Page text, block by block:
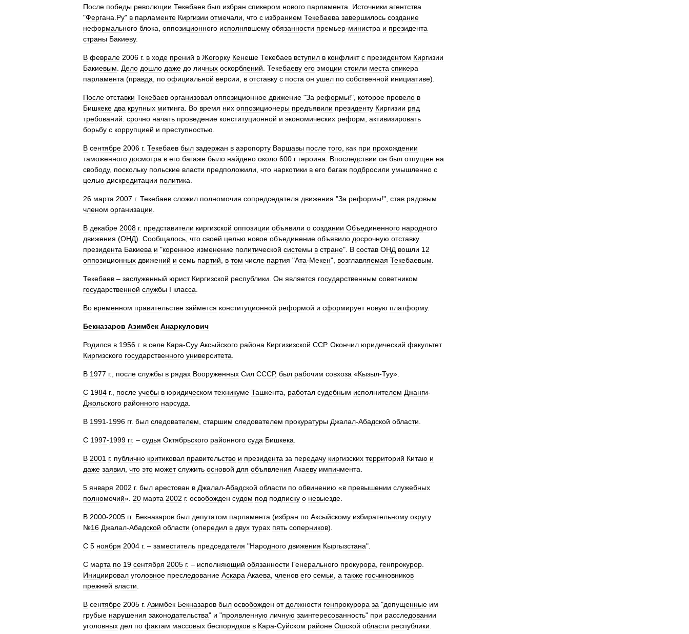
После победы революции Текебаев был избран спикером нового парламента Источники агентства
"Фергана Ру" в парламенте Киргизии отмечали что с избранием Текебаева завершилось создание
неформального блока оппозиционного исполнявшему обязанности премьер-министра и президента
страны Бакиеву.
В феврале 2006 г. в ходе прений в Жогорку Кенеше Текебаев вступил в конфликт с президентом Киргизии
Бакиевым
Дело дошло даже до личных оскорблений Текебаеву его эмоции стоили места спикера
парламента (правда по официальной версии в отставку с поста он ушел по собственной инициативе).
После отставки Текебаев организовал оппозиционное движение "За реформы!", которое провело в
Бишкеке два крупных митинга Во время них оппозиционеры предъявили президенту Киргизии ряд
требований: срочно начать проведение конституционной и экономических реформ активизировать
борьбу с коррупцией и преступностью
В сентябре 2006 г. Текебаев был задержан в аэропорту Варшавы после того как при прохождении
таможенного досмотра в его багаже было найдено около 600 г героина Впоследствии он был отпущен на
свободу, поскольку польские власти предположили что наркотики в его багаж подбросили умышленно с
целью дискредитации политика
26 марта 2007 г. Текебаев сложил полномочия сопредседателя движения "За реформы!", став рядовым
членом организации
В декабре 2008 г. представители киргизской оппозиции объявили о создании Объединенного народного
движения (ОНД). Сообщалось что своей целью новое объединение объявило досрочную отставку
президента Бакиева и "коренное изменение политической системы в стране". В состав ОНД вошли 12
оппозиционных движений и семь партий в том числе партия "Ата-Мекен", возглавляемая Текебаевым
Текебаев – заслуженный юрист Киргизской республики Он является государственным советником
государственной службы I класса
Во временном правительстве займется конституционной реформой и сформирует новую платформу.
Бекназаров Азимбек Анаркулович
Родился в 1956 г. в селе Кара-Суу Аксыйского района Киргизизской ССР. Окончил юридический факультет
Киргизского государственного университета
В 1977 г., после службы в рядах Вооруженных Сил СССР, был рабочим совхоза «Кызыл-Туу».
С 1984 г., после учебы в юридическом техникуме Ташкента работал судебным исполнителем Джанги-
Джольского районного нарсуда
В 1991-1996 гг. был следователем старшим следователем прокуратуры Джалал-Абадской области
С 1997-1999 гг. – судья Октябрьского районного суда Бишкека
В 2001 г. публично критиковал правительство и президента за передачу киргизских территорий Китаю и
даже заявил что это может служить основой для объявления Акаеву импичмента
5 января 2002 г. был арестован в Джалал-Абадской области по обвинению «в превышении служебных
полномочий». 20 марта 2002 г. освобожден судом под подписку о невыезде
В 2000-2005 гг. Бекназаров был депутатом парламента (избран по Аксыйскому избирательному округу
№16 Джалал-Абадской области (опередил в двух турах пять соперников).
С 5 ноября 2004 г. – заместитель председателя "Народного движения Кыргызстана".
С марта по 19 сентября 2005 г. – исполняющий обязанности Генерального прокурора генпрокурор
Инициировал уголовное преследование Аскара Акаева членов его семьи а также госчиновников
прежней власти
В сентябре 2005 г. Азимбек Бекназаров был освобожден от должности генпрокурора за "допущенные им
грубые нарушения законодательства" и "проявленную личную заинтересованность" при расследовании
уголовных дел по фактам массовых беспорядков в Кара-Суйском районе Ошской области республики